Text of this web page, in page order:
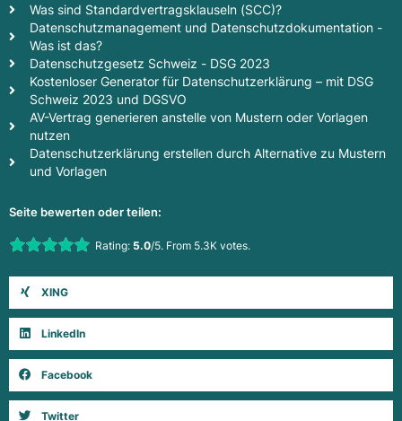
Was sind Standardvertragsklauseln (SCC)?
Datenschutzmanagement und Datenschutzdokumentation -
Was ist das?
Datenschutzgesetz Schweiz - DSG 2023
Kostenloser Generator für Datenschutzerklärung – mit DSG
Schweiz 2023 und DGSVO
AV-Vertrag generieren anstelle von Mustern oder Vorlagen
nutzen
Datenschutzerklärung erstellen durch Alternative zu Mustern
und Vorlagen
Seite bewerten oder teilen:
Rate this item:Rating: 5.0/5. From 5.3K votes.
XING
LinkedIn
Facebook
Twitter